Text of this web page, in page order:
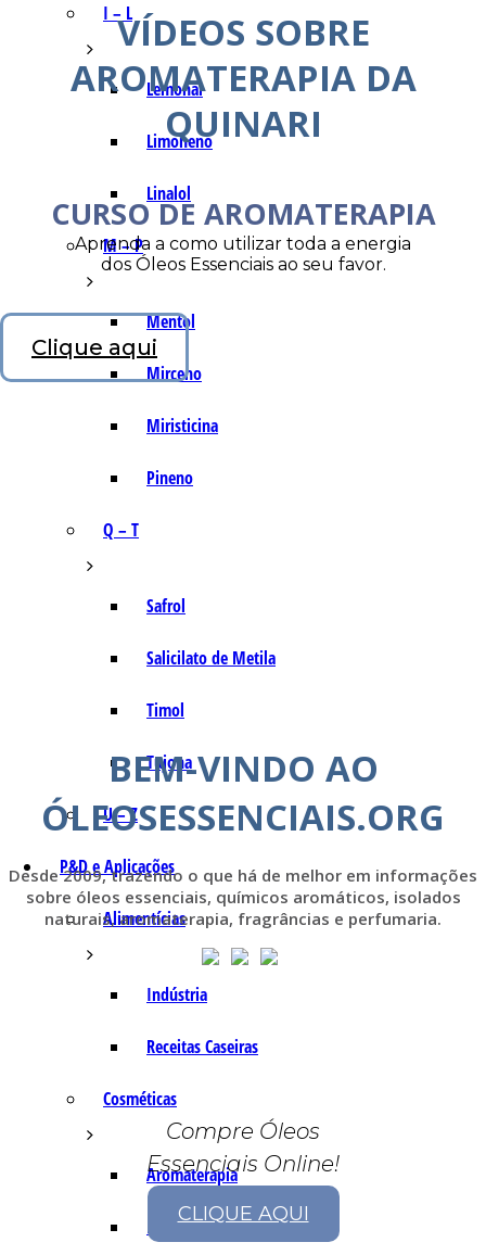
I – L
Lemonal
Limoneno
Linalol
M – P
Mentol
Mirceno
Miristicina
Pineno
Q – T
Safrol
Salicilato de Metila
Timol
Tujona
U – Z
P&D e Aplicações
Alimentícias
Indústria
Receitas Caseiras
Cosméticas
Aromaterapia
Fórmulas Caseiras
VÍDEOS SOBRE
AROMATERAPIA DA
QUINARI
CURSO DE AROMATERAPIA
Aprenda a como utilizar toda a energia
dos Óleos Essenciais ao seu favor.
Clique aqui
BEM-VINDO AO
ÓLEOSESSENCIAIS.ORG
Desde 2009, trazendo o que há de melhor em informações
sobre óleos essenciais, químicos aromáticos, isolados
naturais, aromaterapia, fragrâncias e perfumaria.
Compre Óleos
Essenciais Online!
CLIQUE AQUI